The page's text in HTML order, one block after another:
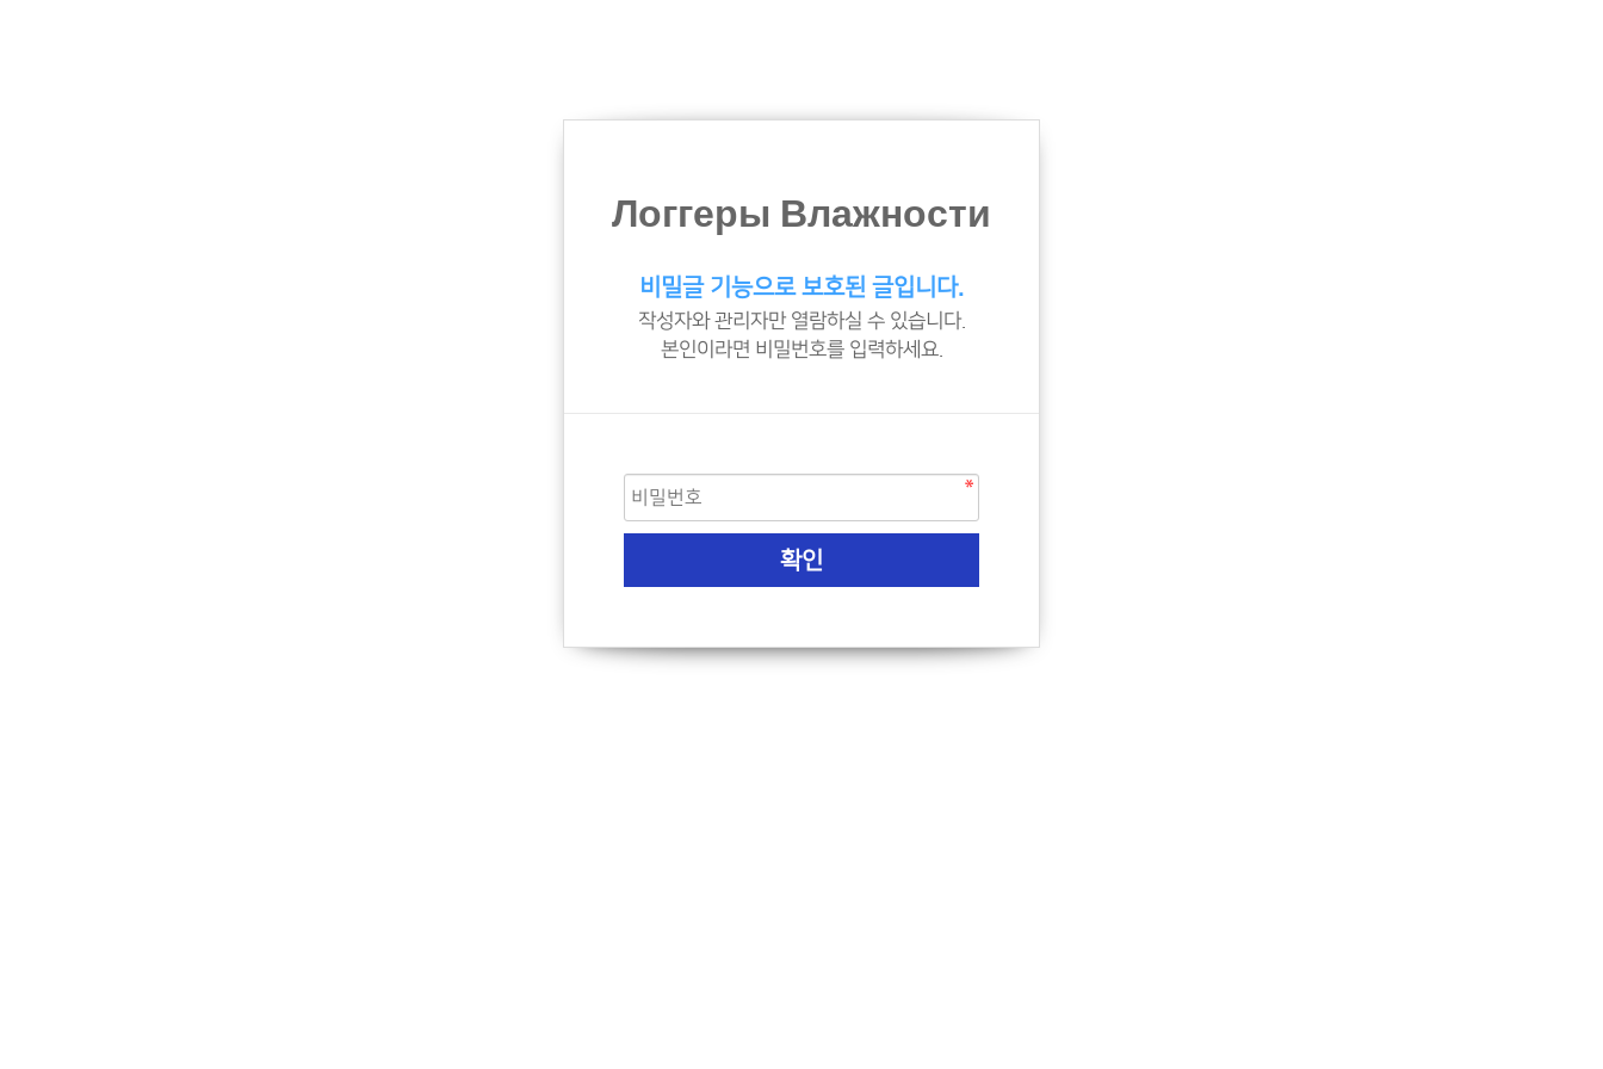
Логгеры Влажности
비밀글 기능으로 보호된 글입니다.
작성자와 관리자만 열람하실 수 있습니다.
본인이라면 비밀번호를 입력하세요.